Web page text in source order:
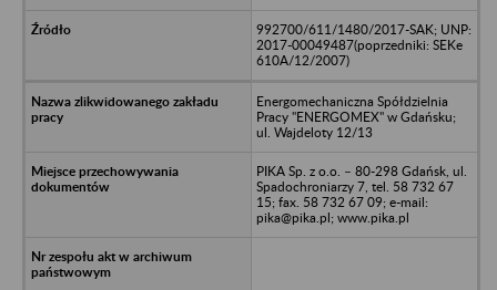
992700/611/1480/2017-SAK; UNP:
2017-00049487(poprzedniki: SEKe
610A/12/2007)
Energomechaniczna Spółdzielnia
Pracy "ENERGOMEX" w Gdańsku;
ul. Wajdeloty 12/13
PIKA Sp. z o.o. – 80-298 Gdańsk, ul.
Spadochroniarzy 7, tel. 58 732 67
15; fax. 58 732 67 09; e-mail:
pika@pika.pl; www.pika.pl